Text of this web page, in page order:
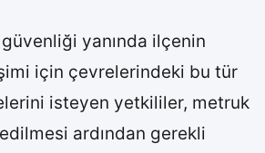
yanında ilçenin
için çevrelerindeki bu tür
isteyen yetkililer, metruk
ardından gerekli